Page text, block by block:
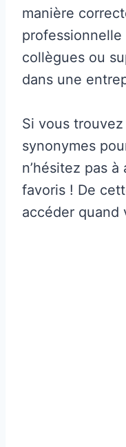
manière
collègues ou
dans une
Si vous
synonymes
n’hésitez pas
favoris ! De
accéder quand